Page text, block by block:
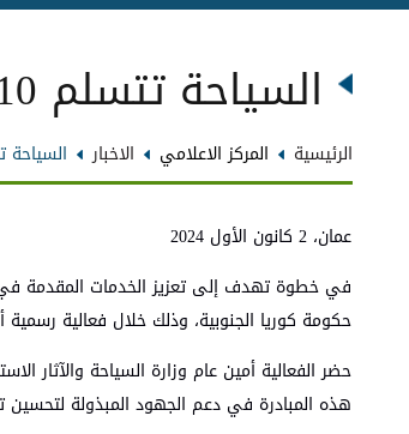
السياحة تتسلم 10 سيارات كهربائية كهدية من حكومة كوريا الجنوبية
الرئيسية المركز الاعلامي الاخبار السياحة تتسلم 10 سيارات كهربائية
عمان، 2 كانون الأول 2024
حكومة كوريا الجنوبية، وذلك خلال فعالية رسمية
حضر الفعالية أمين عام وزارة السياحة والآثار
هذه المبادرة في دعم الجهود المبذولة لتحسين